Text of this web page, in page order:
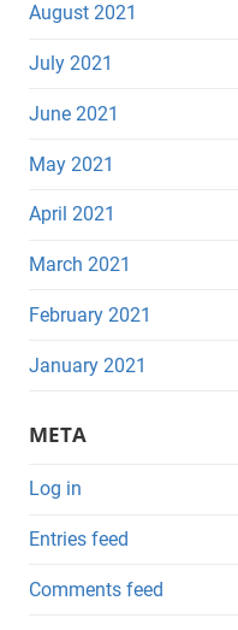
August 2021
July 2021
June 2021
May 2021
April 2021
March 2021
February 2021
January 2021
META
Log in
Entries feed
Comments feed